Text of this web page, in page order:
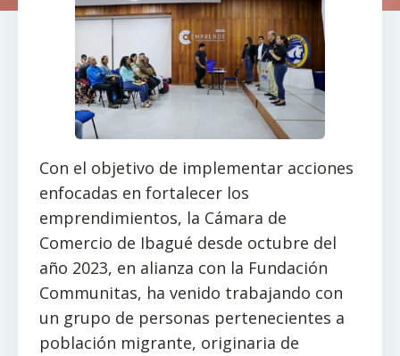
Con el objetivo de implementar acciones
enfocadas en fortalecer los
emprendimientos, la Cámara de
Comercio de Ibagué desde octubre del
año 2023, en alianza con la Fundación
Communitas, ha venido trabajando con
un grupo de personas pertenecientes a
población migrante, originaria de